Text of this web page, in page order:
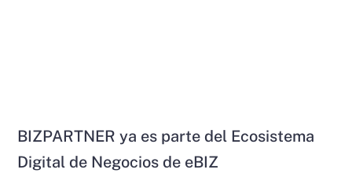
BIZPARTNER ya es parte del Ecosistema
Digital de Negocios de eBIZ